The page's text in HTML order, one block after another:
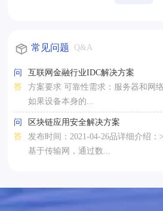
常见问题 Q&A
问
互联网金融行业IDC解决方案
答
方案要求 可靠性需求：服务器和网
如果设备本身的...
问
区块链应用安全解决方案
答
发布时间：2021-04-26品详细介绍
基于传输网，通过数...